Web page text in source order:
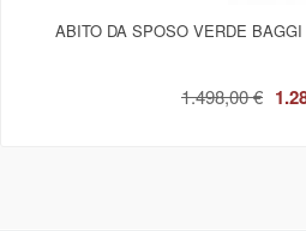
ABITO DA SPOSO VERDE
1.498,00 €